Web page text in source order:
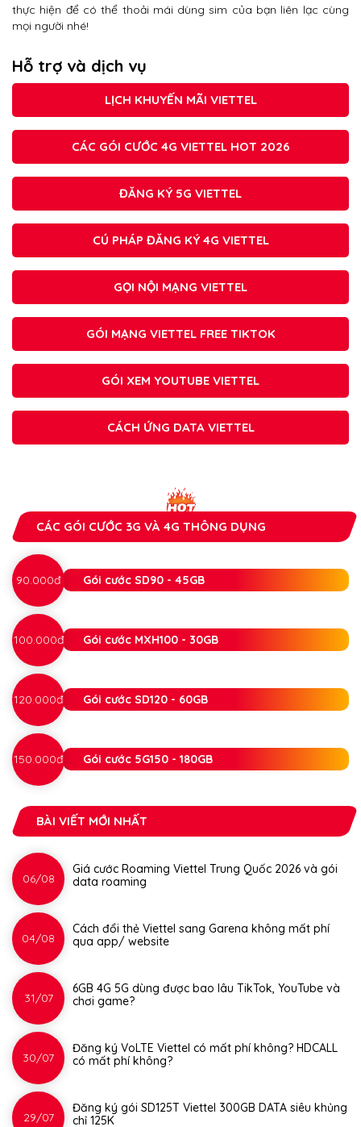
thực hiện để có thể thoải mái dùng sim của bạn liên lạc cùng
mọi người nhé!
Hỗ trợ và dịch vụ
LỊCH KHUYẾN MÃI VIETTEL
CÁC GÓI CƯỚC 4G VIETTEL HOT 2026
ĐĂNG KÝ 5G VIETTEL
CÚ PHÁP ĐĂNG KÝ 4G VIETTEL
GỌI NỘI MẠNG VIETTEL
GÓI MẠNG VIETTEL FREE TIKTOK
GÓI XEM YOUTUBE VIETTEL
CÁCH ỨNG DATA VIETTEL
CÁC GÓI CƯỚC 3G VÀ 4G THÔNG DỤNG
90.000đ Gói cước SD90 - 45GB
100.000đ Gói cước MXH100 - 30GB
120.000đ Gói cước SD120 - 60GB
150.000đ Gói cước 5G150 - 180GB
BÀI VIẾT MỚI NHẤT
06/08
Giá cước Roaming Viettel Trung Quốc 2026 và gói
data roaming
04/08
Cách đổi thẻ Viettel sang Garena không mất phí
qua app/ website
31/07
6GB 4G 5G dùng được bao lâu TikTok, YouTube và
chơi game?
30/07
Đăng ký VoLTE Viettel có mất phí không? HDCALL
có mất phí không?
29/07
Đăng ký gói SD125T Viettel 300GB DATA siêu khủng
chỉ 125K